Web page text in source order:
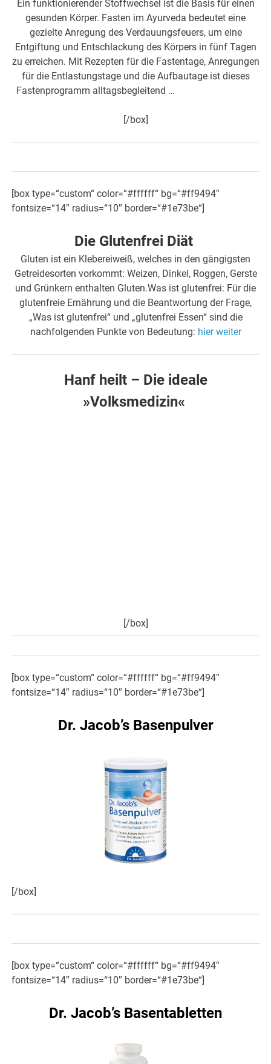
Ein funktionierender Stoffwechsel ist die Basis für einen
gesunden Körper. Fasten im Ayurveda bedeutet eine
gezielte Anregung des Verdauungsfeuers, um eine
Entgiftung und Entschlackung des Körpers in fünf Tagen
zu erreichen. Mit Rezepten für die Fastentage, Anregungen
für die Entlastungstage und die Aufbautage ist dieses
Fastenprogramm alltagsbegleitend …
[/box]
[box type=“custom“ color=“#ffffff“ bg=“#ff9494″
fontsize=“14″ radius=“10″ border=“#1e73be“]
Die Glutenfrei Diät
Gluten ist ein Klebereiweiß, welches in den gängigsten
Getreidesorten vorkommt: Weizen, Dinkel, Roggen, Gerste
und Grünkern enthalten Gluten.Was ist glutenfrei: Für die
glutenfreie Ernährung und die Beantwortung der Frage,
„Was ist glutenfrei“ und „glutenfrei Essen“ sind die
nachfolgenden Punkte von Bedeutung: hier weiter
Hanf heilt – Die ideale
»Volksmedizin«
[/box]
[box type=“custom“ color=“#ffffff“ bg=“#ff9494″
fontsize=“14″ radius=“10″ border=“#1e73be“]
Dr. Jacob’s Basenpulver
[/box]
[box type=“custom“ color=“#ffffff“ bg=“#ff9494″
fontsize=“14″ radius=“10″ border=“#1e73be“]
Dr. Jacob’s Basentabletten